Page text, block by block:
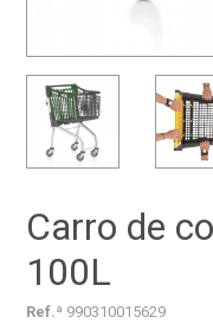
Carro de
100L
Ref.ª 990310015629